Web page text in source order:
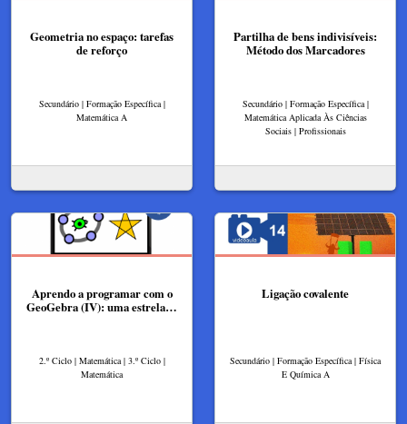
Geometria no espaço: tarefas
de reforço
Secundário | Formação Específica |
Matemática A
Partilha de bens indivisíveis:
Método dos Marcadores
Secundário | Formação Específica |
Matemática Aplicada Às Ciências
Sociais | Profissionais
Aprendo a programar com o
GeoGebra (IV): uma estrela…
2.º Ciclo | Matemática | 3.º Ciclo |
Matemática
Ligação covalente
Secundário | Formação Específica | Física
E Química A